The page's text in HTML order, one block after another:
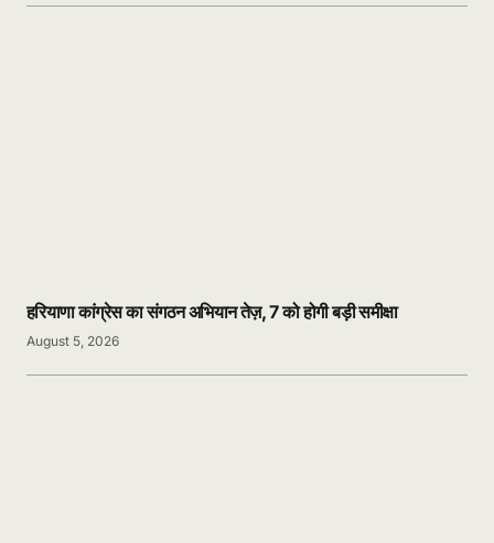
हरियाणा कांग्रेस का संगठन अभियान तेज़, 7 को होगी बड़ी समीक्षा
August 5, 2026